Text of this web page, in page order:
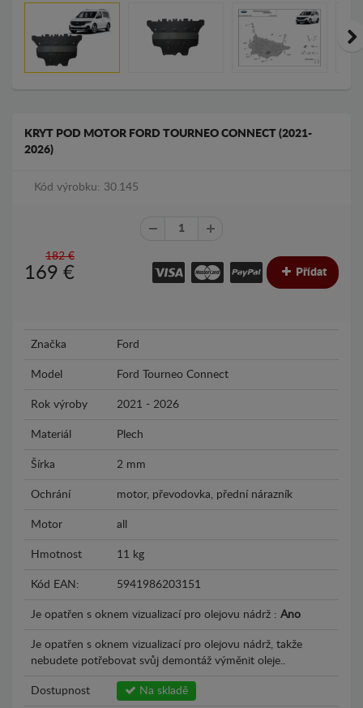
KRYT POD MOTOR FORD TOURNEO CONNECT (2021-
2026)
Kód výrobku: 30.145
182 €
169 € Přídat
Značka Ford
Model Ford Tourneo Connect
Rok výroby 2021 - 2026
Materiál Plech
Šírka 2 mm
Ochrání motor, převodovka, přední nárazník
Motor all
Hmotnost 11 kg
Kód EAN: 5941986203151
Je opatřen s oknem vizualizací pro olejovu nádrž : Ano
Je opatřen s oknem vizualizací pro olejovu nádrž, takže
nebudete potřebovat svůj demontáž výměnit oleje..
Dostupnost Na skladě